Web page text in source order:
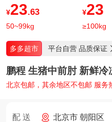
¥23.63
50~99kg
¥23
≥100kg
多多超市 平台自营 品质保证
鹏程 生猪中前肘 新鲜冷
北京包邮，其余地区不包邮 服
配 送 北京市 朝阳区